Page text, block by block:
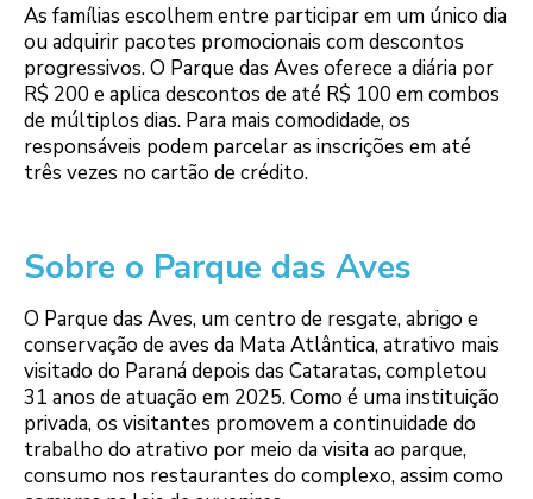
As famílias escolhem entre participar em um único dia
ou adquirir pacotes promocionais com descontos
progressivos. O Parque das Aves oferece a diária por
R$ 200 e aplica descontos de até R$ 100 em combos
de múltiplos dias. Para mais comodidade, os
responsáveis podem parcelar as inscrições em até
três vezes no cartão de crédito.
Sobre o Parque das Aves
O Parque das Aves, um centro de resgate, abrigo e
conservação de aves da Mata Atlântica, atrativo mais
visitado do Paraná depois das Cataratas, completou
31 anos de atuação em 2025. Como é uma instituição
privada, os visitantes promovem a continuidade do
trabalho do atrativo por meio da visita ao parque,
consumo nos restaurantes do complexo, assim como